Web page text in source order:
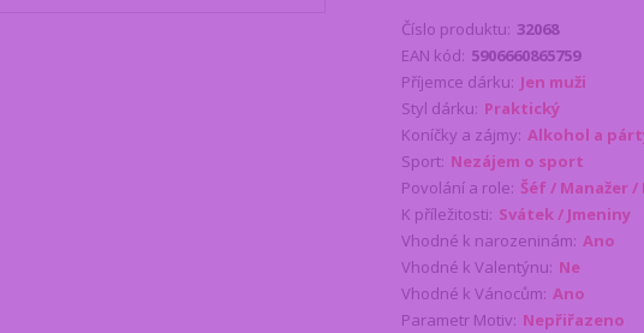
Číslo produktu: 32068
EAN kód: 5906660865759
Příjemce dárku: Jen muži
Styl dárku: Praktický
Koníčky a zájmy: Alkohol a
Sport: Nezájem o sport
Povolání a role: Šéf / Manažer
K příležitosti: Svátek / Jmeniny
Vhodné k narozeninám: Ano
Vhodné k Valentýnu: Ne
Vhodné k Vánocům: Ano
Parametr Motiv: Nepřiřazeno